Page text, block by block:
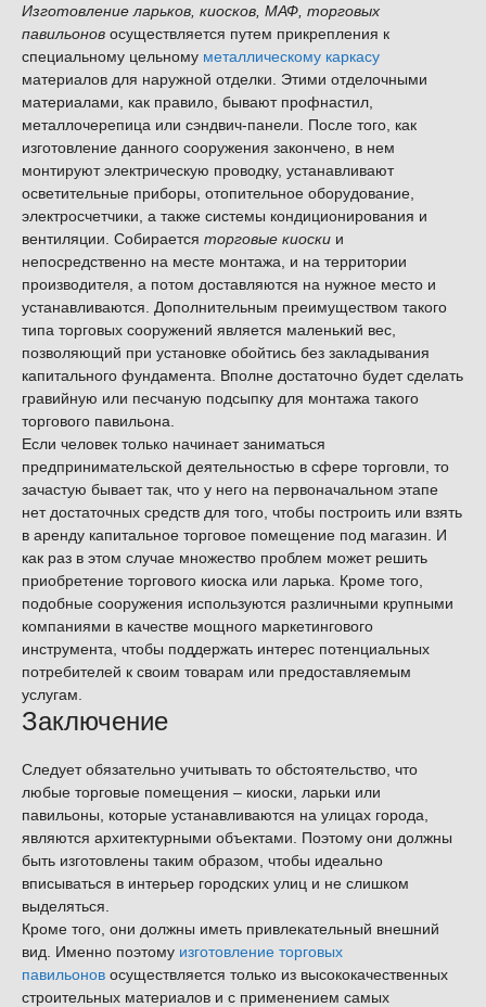
Изготовление ларьков, киосков, МАФ, торговых
павильонов осуществляется путем прикрепления к
специальному цельному металлическому каркасу
материалов для наружной отделки. Этими отделочными
материалами, как правило, бывают профнастил,
металлочерепица или сэндвич-панели. После того, как
изготовление данного сооружения закончено, в нем
монтируют электрическую проводку, устанавливают
осветительные приборы, отопительное оборудование,
электросчетчики, а также системы кондиционирования и
вентиляции. Собирается торговые киоски и
непосредственно на месте монтажа, и на территории
производителя, а потом доставляются на нужное место и
устанавливаются. Дополнительным преимуществом такого
типа торговых сооружений является маленький вес,
позволяющий при установке обойтись без закладывания
капитального фундамента. Вполне достаточно будет сделать
гравийную или песчаную подсыпку для монтажа такого
торгового павильона.
Если человек только начинает заниматься
предпринимательской деятельностью в сфере торговли, то
зачастую бывает так, что у него на первоначальном этапе
нет достаточных средств для того, чтобы построить или взять
в аренду капитальное торговое помещение под магазин. И
как раз в этом случае множество проблем может решить
приобретение торгового киоска или ларька. Кроме того,
подобные сооружения используются различными крупными
компаниями в качестве мощного маркетингового
инструмента, чтобы поддержать интерес потенциальных
потребителей к своим товарам или предоставляемым
услугам.
Заключение
Следует обязательно учитывать то обстоятельство, что
любые торговые помещения – киоски, ларьки или
павильоны, которые устанавливаются на улицах города,
являются архитектурными объектами. Поэтому они должны
быть изготовлены таким образом, чтобы идеально
вписываться в интерьер городских улиц и не слишком
выделяться.
Кроме того, они должны иметь привлекательный внешний
вид. Именно поэтому изготовление торговых
павильонов осуществляется только из высококачественных
строительных материалов и с применением самых